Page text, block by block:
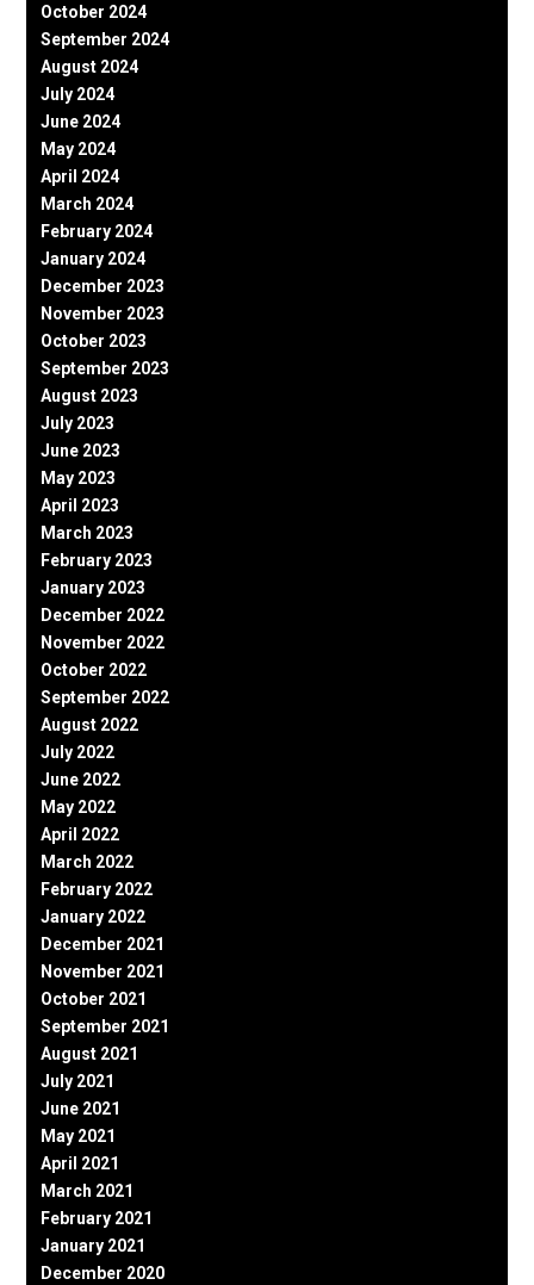
October 2024
September 2024
August 2024
July 2024
June 2024
May 2024
April 2024
March 2024
February 2024
January 2024
December 2023
November 2023
October 2023
September 2023
August 2023
July 2023
June 2023
May 2023
April 2023
March 2023
February 2023
January 2023
December 2022
November 2022
October 2022
September 2022
August 2022
July 2022
June 2022
May 2022
April 2022
March 2022
February 2022
January 2022
December 2021
November 2021
October 2021
September 2021
August 2021
July 2021
June 2021
May 2021
April 2021
March 2021
February 2021
January 2021
December 2020